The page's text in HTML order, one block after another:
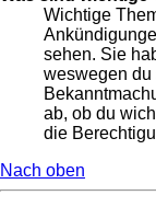
Wichtige
sehen. Sie
weswegen du
ab, ob du
die
Nach oben